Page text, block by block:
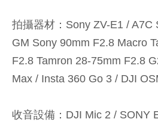
拍攝器材：Sony ZV-E1 / A7C
GM Sony 90mm F2.8 Macro
F2.8 Tamron 28-75mm F2.8
Max / Insta 360 Go 3 / DJI
收音設備：DJI Mic 2 / SONY